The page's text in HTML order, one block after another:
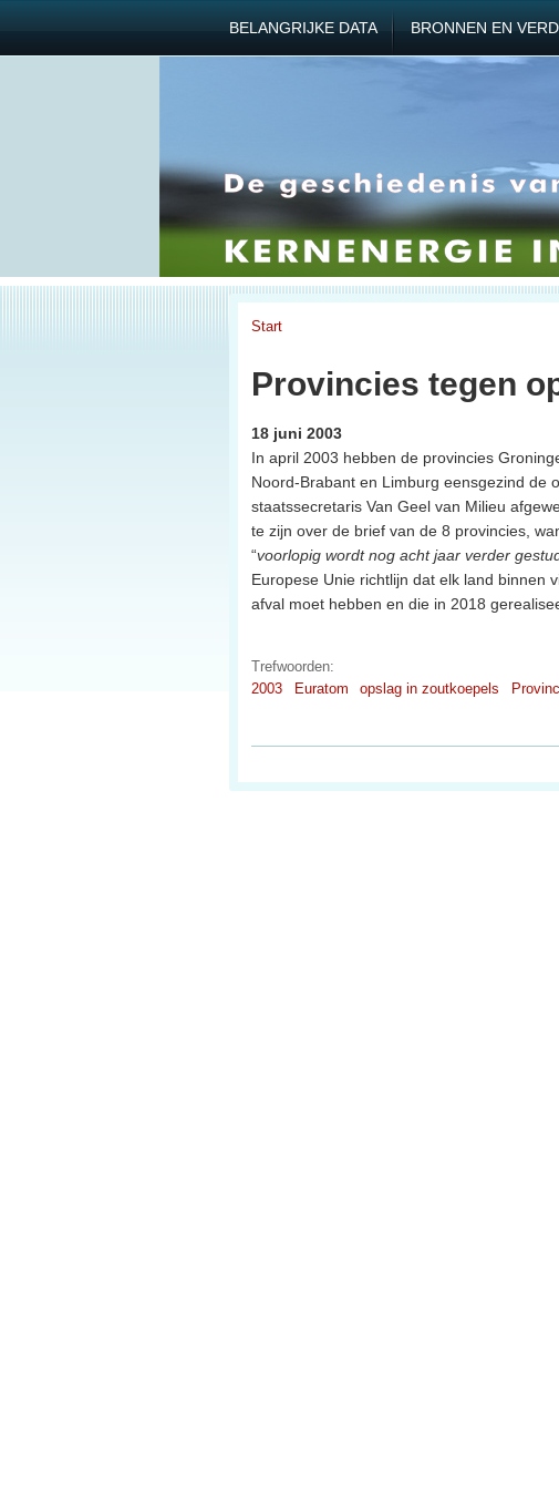
BELANGRIJKE DATA BRONNEN EN
Start
Provincies tegen
18 juni 2003
In april 2003 hebben de provincies
Noord-Brabant en Limburg eensgezind de
staatssecretaris Van Geel van Milieu
te zijn over de brief van de 8 provincies,
“voorlopig wordt nog acht jaar verder
Europese Unie richtlijn dat elk land binnen
afval moet hebben en die in 2018
Trefwoorden:
2003
Euratom opslag in zoutkoepels